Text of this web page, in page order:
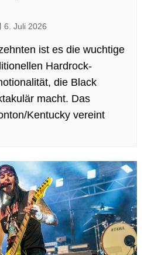
6. Juli 2026
ist es die wuchtige
Hardrock-
die Black
macht. Das
Kentucky vereint